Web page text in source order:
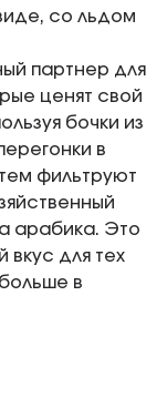
со льдом
партнер для
ценят свой
бочки из
в
фильтруют
арабика. Это
вкус для тех
в